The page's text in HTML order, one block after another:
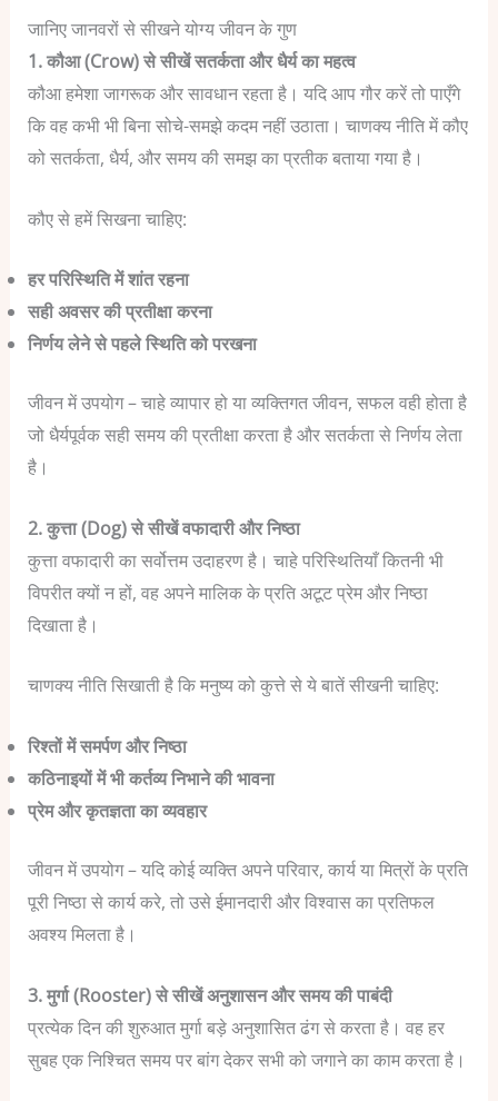
जानिए जानवरों से सीखने योग्य जीवन के गुण
1. कौआ (Crow) से सीखें सतर्कता और धैर्य का महत्व
कौआ हमेशा जागरूक और सावधान रहता है। यदि आप गौर करें तो पाएँगे
कि वह कभी भी बिना सोचे-समझे कदम नहीं उठाता। चाणक्य नीति में कौए
को सतर्कता, धैर्य, और समय की समझ का प्रतीक बताया गया है।
कौए से हमें सिखना चाहिए:
हर परिस्थिति में शांत रहना
सही अवसर की प्रतीक्षा करना
निर्णय लेने से पहले स्थिति को परखना
जीवन में उपयोग – चाहे व्यापार हो या व्यक्तिगत जीवन, सफल वही होता है
जो धैर्यपूर्वक सही समय की प्रतीक्षा करता है और सतर्कता से निर्णय लेता
है।
2. कुत्ता (Dog) से सीखें वफादारी और निष्ठा
कुत्ता वफादारी का सर्वोत्तम उदाहरण है। चाहे परिस्थितियाँ कितनी भी
विपरीत क्यों न हों, वह अपने मालिक के प्रति अटूट प्रेम और निष्ठा
दिखाता है।
चाणक्य नीति सिखाती है कि मनुष्य को कुत्ते से ये बातें सीखनी चाहिए:
रिश्तों में समर्पण और निष्ठा
कठिनाइयों में भी कर्तव्य निभाने की भावना
प्रेम और कृतज्ञता का व्यवहार
जीवन में उपयोग – यदि कोई व्यक्ति अपने परिवार, कार्य या मित्रों के प्रति
पूरी निष्ठा से कार्य करे, तो उसे ईमानदारी और विश्वास का प्रतिफल
अवश्य मिलता है।
3. मुर्गा (Rooster) से सीखें अनुशासन और समय की पाबंदी
प्रत्येक दिन की शुरुआत मुर्गा बड़े अनुशासित ढंग से करता है। वह हर
सुबह एक निश्चित समय पर बांग देकर सभी को जगाने का काम करता है।